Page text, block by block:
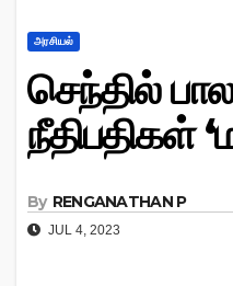
அரசியல்
செந்தில்
நீதிபதிகள்
By RENGANATHAN P
JUL 4, 2023